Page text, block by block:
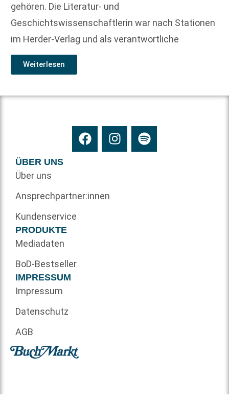
gehören. Die Literatur- und
Geschichtswissenschaftlerin war nach Stationen
im Herder-Verlag und als verantwortliche
Weiterlesen
ÜBER UNS
Über uns
Ansprechpartner:innen
Kundenservice
PRODUKTE
Mediadaten
BoD-Bestseller
IMPRESSUM
Impressum
Datenschutz
AGB